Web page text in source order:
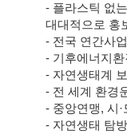
- 플라스틱 없
대대적으로 홍
- 전국 연간사
- 기후에너지
- 자연생태계
- 전 세계 환경
- 중앙연맹, 시
- 자연생태 탐